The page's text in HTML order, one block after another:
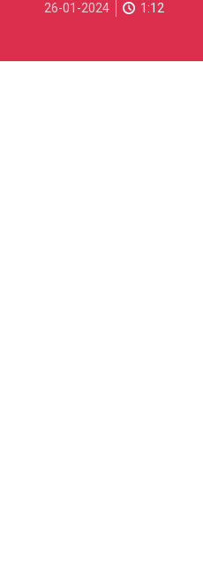
01-
01-
26-01-2024
1:12